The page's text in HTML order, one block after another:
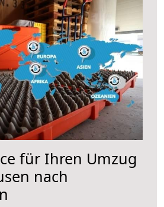
für Ihren Umzug
nach